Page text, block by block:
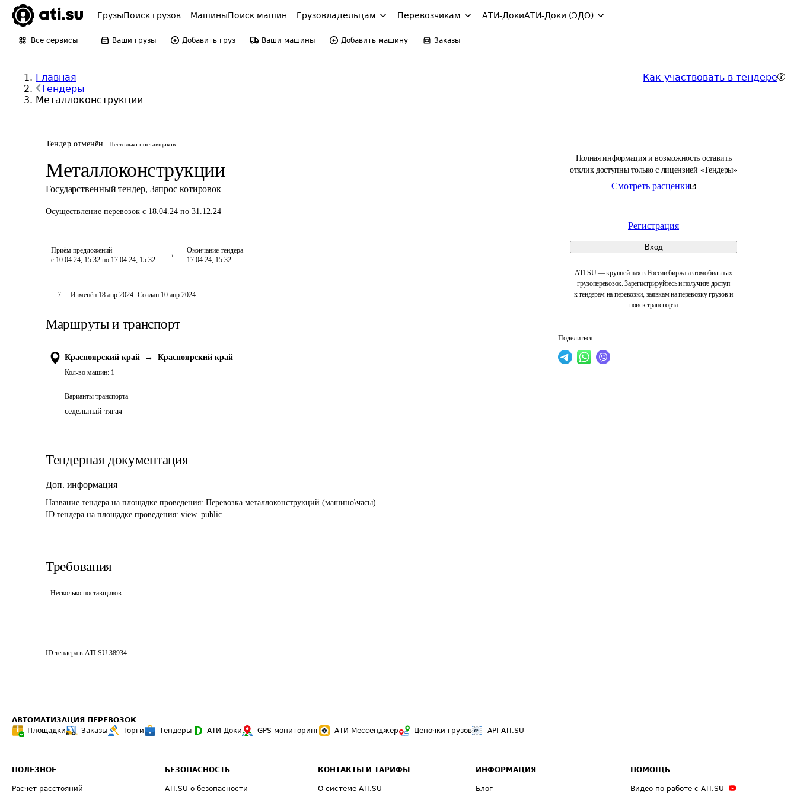
ГрузыПоиск грузов МашиныПоиск машин Грузовладельцам Перевозчикам АТИ-ДокиАТИ-Доки (ЭДО)
Все сервисы Ваши грузы Добавить груз Ваши машины Добавить машину Заказы
Главная
Тендеры
Металлоконструкции
Как участвовать в тендере
Тендер отменён Несколько поставщиков
Металлоконструкции
Государственный тендер, Запрос котировок
Осуществление перевозок с 18.04.24 по 31.12.24
Приём предложений
с 10.04.24, 15:32 по 17.04.24, 15:32
Окончание тендера
17.04.24, 15:32
Полная информация и возможность оставить
отклик доступны только с лицензией «Тендеры»
Смотреть расценки
Регистрация
Вход
ATI.SU — крупнейшая в России биржа автомобильных
грузоперевозок. Зарегистрируйтесь и получите доступ
к тендерам на перевозки, заявкам на перевозку грузов и
поиск транспорта
Поделиться
7 Изменён 18 апр 2024. Создан 10 апр 2024
Маршруты и транспорт
Красноярский край → Красноярский край
Кол-во машин: 1
Варианты транспорта
седельный тягач
Тендерная документация
Доп. информация
Название тендера на площадке проведения: Перевозка металлоконструкций (машино\часы)
ID тендера на площадке проведения: view_public
Требования
Несколько поставщиков
ID тендера в ATI.SU 38934
АВТОМАТИЗАЦИЯ ПЕРЕВОЗОК
Площадки
Заказы Торги Тендеры АТИ-Доки GPS-мониторинг АТИ Мессенджер Цепочки грузов API ATI.SU
ПОЛЕЗНОЕ
Расчет расстояний
БЕЗОПАСНОСТЬ
ATI.SU о безопасности
КОНТАКТЫ И ТАРИФЫ
О системе ATI.SU
ИНФОРМАЦИЯ
Блог
ПОМОЩЬ
Видео по работе с ATI.SU